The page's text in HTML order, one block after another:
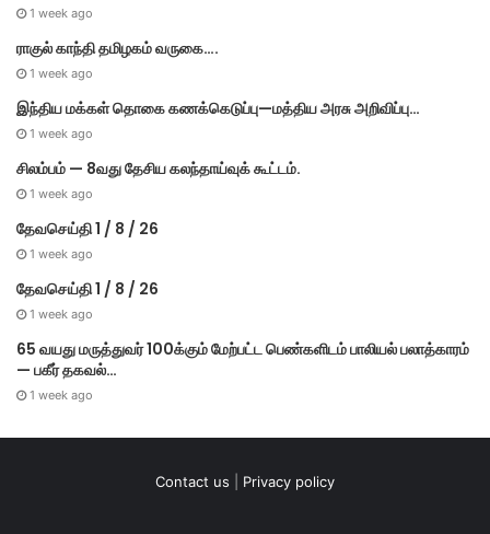
1 week ago
ராகுல் காந்தி தமிழகம் வருகை….
1 week ago
இந்திய மக்கள் தொகை கணக்கெடுப்பு—மத்திய அரசு அறிவிப்பு…
1 week ago
சிலம்பம் — 8வது தேசிய கலந்தாய்வுக் கூட்டம்.
1 week ago
தேவசெய்தி 1 / 8 / 26
1 week ago
தேவசெய்தி 1 / 8 / 26
1 week ago
65 வயது மருத்துவர் 100க்கும் மேற்பட்ட பெண்களிடம் பாலியல் பலாத்காரம்
— பகீர் தகவல்…
1 week ago
Contact us Privacy policy